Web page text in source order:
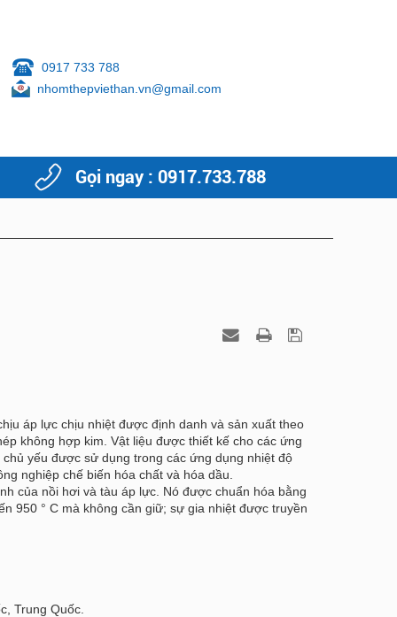
0917 733 788
nhomthepviethan.vn@gmail.com
Gọi ngay : 0917.733.788
áp lực chịu nhiệt được định danh và sản xuất theo
không hợp kim. Vật liệu được thiết kế cho các ứng
yếu được sử dụng trong các ứng dụng nhiệt độ
nghiệp chế biến hóa chất và hóa dầu.
của nồi hơi và tàu áp lực. Nó được chuẩn hóa bằng
950 ° C mà không cần giữ; sự gia nhiệt được truyền
Trung Quốc.